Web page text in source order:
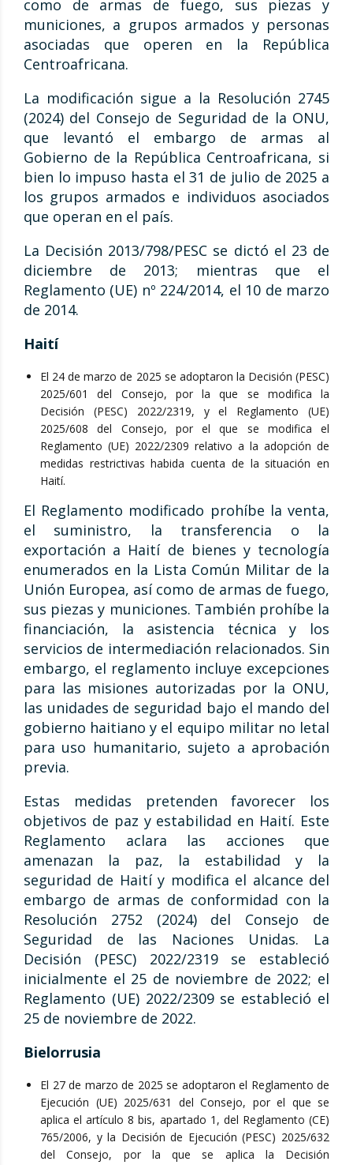
como de armas de fuego, sus piezas y
municiones, a grupos armados y personas
asociadas que operen en la República
Centroafricana.
La modificación sigue a la Resolución 2745
(2024) del Consejo de Seguridad de la ONU,
que levantó el embargo de armas al
Gobierno de la República Centroafricana, si
bien lo impuso hasta el 31 de julio de 2025 a
los grupos armados e individuos asociados
que operan en el país.
La Decisión 2013/798/PESC se dictó el 23 de
diciembre de 2013; mientras que el
Reglamento (UE) nº 224/2014, el 10 de marzo
de 2014.
Haití
El 24 de marzo de 2025 se adoptaron la Decisión (PESC)
2025/601 del Consejo, por la que se modifica la
Decisión (PESC) 2022/2319, y el Reglamento (UE)
2025/608 del Consejo, por el que se modifica el
Reglamento (UE) 2022/2309 relativo a la adopción de
medidas restrictivas habida cuenta de la situación en
Haití.
El Reglamento modificado prohíbe la venta,
el suministro, la transferencia o la
exportación a Haití de bienes y tecnología
enumerados en la Lista Común Militar de la
Unión Europea, así como de armas de fuego,
sus piezas y municiones. También prohíbe la
financiación, la asistencia técnica y los
servicios de intermediación relacionados. Sin
embargo, el reglamento incluye excepciones
para las misiones autorizadas por la ONU,
las unidades de seguridad bajo el mando del
gobierno haitiano y el equipo militar no letal
para uso humanitario, sujeto a aprobación
previa.
Estas medidas pretenden favorecer los
objetivos de paz y estabilidad en Haití. Este
Reglamento aclara las acciones que
amenazan la paz, la estabilidad y la
seguridad de Haití y modifica el alcance del
embargo de armas de conformidad con la
Resolución 2752 (2024) del Consejo de
Seguridad de las Naciones Unidas. La
Decisión (PESC) 2022/2319 se estableció
inicialmente el 25 de noviembre de 2022; el
Reglamento (UE) 2022/2309 se estableció el
25 de noviembre de 2022.
Bielorrusia
El 27 de marzo de 2025 se adoptaron el Reglamento de
Ejecución (UE) 2025/631 del Consejo, por el que se
aplica el artículo 8 bis, apartado 1, del Reglamento (CE)
765/2006, y la Decisión de Ejecución (PESC) 2025/632
del Consejo, por la que se aplica la Decisión